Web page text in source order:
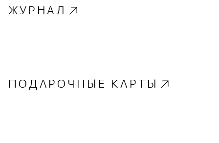
ЖУРНАЛ
ПОДАРОЧНЫЕ КАРТЫ